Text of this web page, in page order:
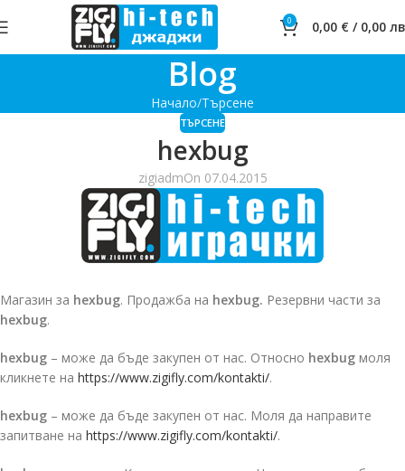
0 0,00 € / 0,00
Blog
Начало Търсене
ТЪРСЕНЕ
hexbug
zigiadmOn 07.04.2015
Магазин за hexbug. Продажба на hexbug. Резервни части за
hexbug.
hexbug – може да бъде закупен от нас. Относно hexbug моля
кликнете на https://www.zigifly.com/kontakti/.
hexbug – може да бъде закупен от нас. Моля да направите
запитване на https://www.zigifly.com/kontakti/.